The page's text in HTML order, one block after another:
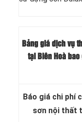
Bảng giá dịch vụ
tại Biên Hoà
Báo giá chi phí
sơn nội thất